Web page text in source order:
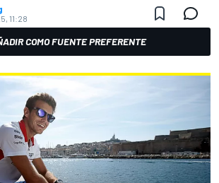
11:28
COMO FUENTE PREFERENTE